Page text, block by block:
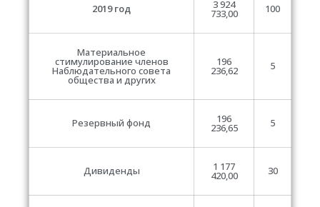
2019 год 3 924
733,00 100
Материальное
стимулирование членов
Наблюдательного совета
общества и других
196
236,62 5
Резервный фонд 196
236,65 5
Дивиденды 1 177
420,00 30